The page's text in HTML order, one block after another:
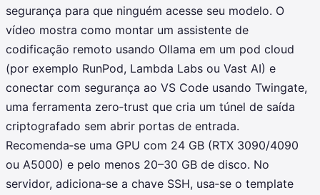
segurança para que ninguém acesse seu modelo. O
vídeo mostra como montar um assistente de
codificação remoto usando Ollama em um pod cloud
(por exemplo RunPod, Lambda Labs ou Vast AI) e
conectar com segurança ao VS Code usando Twingate,
uma ferramenta zero‑trust que cria um túnel de saída
criptografado sem abrir portas de entrada.
Recomenda‑se uma GPU com 24 GB (RTX 3090/4090
ou A5000) e pelo menos 20–30 GB de disco. No
servidor, adiciona‑se a chave SSH, usa‑se o template